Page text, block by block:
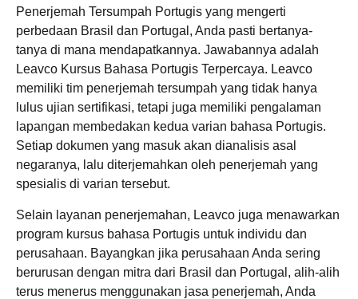
Penerjemah Tersumpah Portugis yang mengerti
perbedaan Brasil dan Portugal, Anda pasti bertanya-
tanya di mana mendapatkannya. Jawabannya adalah
Leavco Kursus Bahasa Portugis Terpercaya. Leavco
memiliki tim penerjemah tersumpah yang tidak hanya
lulus ujian sertifikasi, tetapi juga memiliki pengalaman
lapangan membedakan kedua varian bahasa Portugis.
Setiap dokumen yang masuk akan dianalisis asal
negaranya, lalu diterjemahkan oleh penerjemah yang
spesialis di varian tersebut.
Selain layanan penerjemahan, Leavco juga menawarkan
program kursus bahasa Portugis untuk individu dan
perusahaan. Bayangkan jika perusahaan Anda sering
berurusan dengan mitra dari Brasil dan Portugal, alih-alih
terus menerus menggunakan jasa penerjemah, Anda